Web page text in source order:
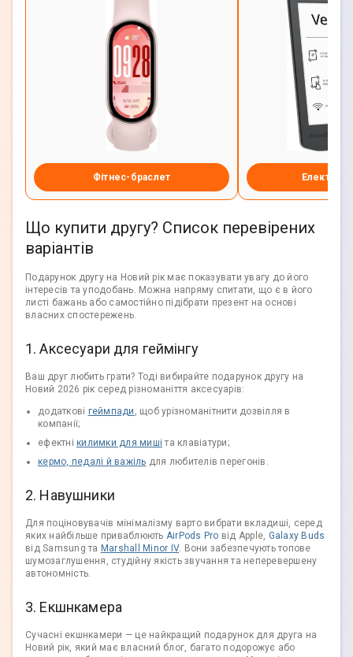
Фітнес-браслет
Що купити другу? Список перевірених
варіантів
Подарунок другу на Новий рік має показувати увагу до його
інтересів та уподобань. Можна напряму спитати, що є в його
листі бажань або самостійно підібрати презент на основі
власних спостережень.
1. Аксесуари для геймінгу
Ваш друг любить грати? Тоді вибирайте подарунок другу на
Новий 2026 рік серед різноманіття аксесуарів:
додаткові геймпади , щоб урізноманітнити дозвілля в
компанії;
ефектні килимки для миші та клавіатури;
кермо, педалі й важіль для любителів перегонів.
2. Навушники
Для поціновувачів мінімалізму варто вибрати вкладиші, серед
яких найбільше приваблюють AirPods Pro від Apple, Galaxy Buds
від Samsung та Marshall Minor IV. Вони забезпечують топове
шумозаглушення, студійну якість звучання та неперевершену
автономність.
3. Екшнкамера
Сучасні екшнкамери — це найкращий подарунок для друга на
Новий рік, який має власний блог, багато подорожує або